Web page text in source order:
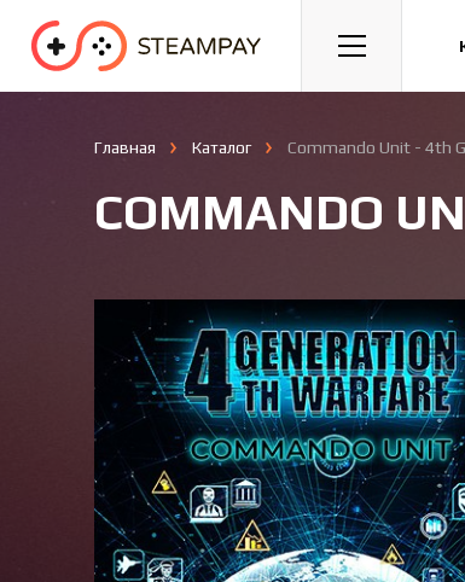
Спорт Гонки
Главная Каталог Commando Unit - 4th
COMMANDO